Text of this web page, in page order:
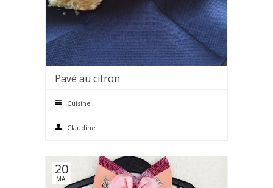
Pavé au citron
Cuisine
Claudine
20
MAI